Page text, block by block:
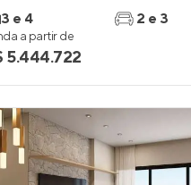
3 e 4
2 e 3
a partir de
5.444.722